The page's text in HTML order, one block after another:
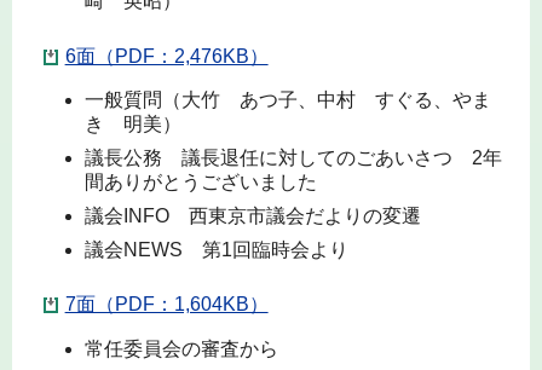
6面（PDF：2,476KB）
一般質問（大竹 あつ子、中村 すぐる、やま
き 明美）
議長公務 議長退任に対してのごあいさつ 2年
間ありがとうございました
議会INFO 西東京市議会だよりの変遷
議会NEWS 第1回臨時会より
7面（PDF：1,604KB）
常任委員会の審査から